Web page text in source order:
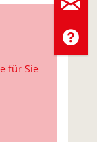
für Sie